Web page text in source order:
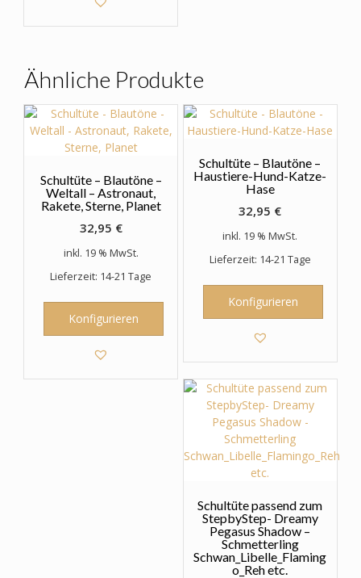
Optionen
können
auf
der
Produktseite
gewählt
werden
Ähnliche Produkte
Schultüte – Blautöne –
Weltall – Astronaut,
Rakete, Sterne, Planet
32,95 €
inkl. 19 % MwSt.
Lieferzeit: 14-21 Tage
Konfigurieren
Schultüte – Blautöne –
Haustiere-Hund-Katze-
Hase
32,95 €
inkl. 19 % MwSt.
Lieferzeit: 14-21 Tage
Konfigurieren
Schultüte passend zum
StepbyStep- Dreamy
Pegasus Shadow –
Schmetterling
Schwan_Libelle_Flaming
o_Reh etc.